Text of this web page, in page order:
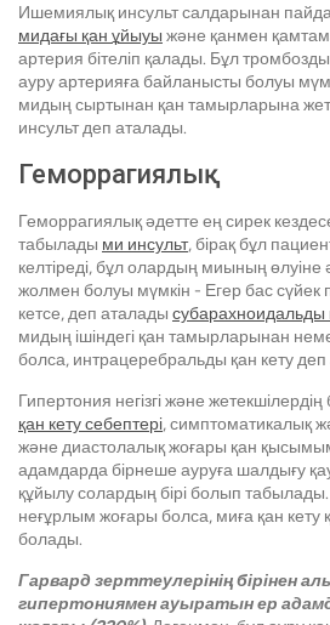
Ишемиялық инсульт салдарынан
мидағы қан ұйыуы және қанмен
артерия бітеліп қалады. Бұл
ауру артерияға байланысты болуы
мидың сыртынан қан тамырларына
инсульт деп аталады.
Геморрагиялық
Геморрагиялық әдетте ең сирек
табылады ми инсульт, бірақ бұл
келтіреді, бұл олардың миының өлуіне
жолмен болуы мүмкін - Егер бас сүйек
кетсе, деп аталады субарахноидальды
мидың ішіндегі қан тамырларынан
болса, интрацеребральды қан кету
Гипертония негізгі және
қан кету себептері, симптоматикалық
және диастолалық жоғары қан
адамдарда бірнеше ауруға шалдығу
құйылу солардың бірі болып
неғұрлым жоғары болса, миға қан кету
болады.
Гарвард зерттеулерінің бірінен
гипертониямен ауыратын ер